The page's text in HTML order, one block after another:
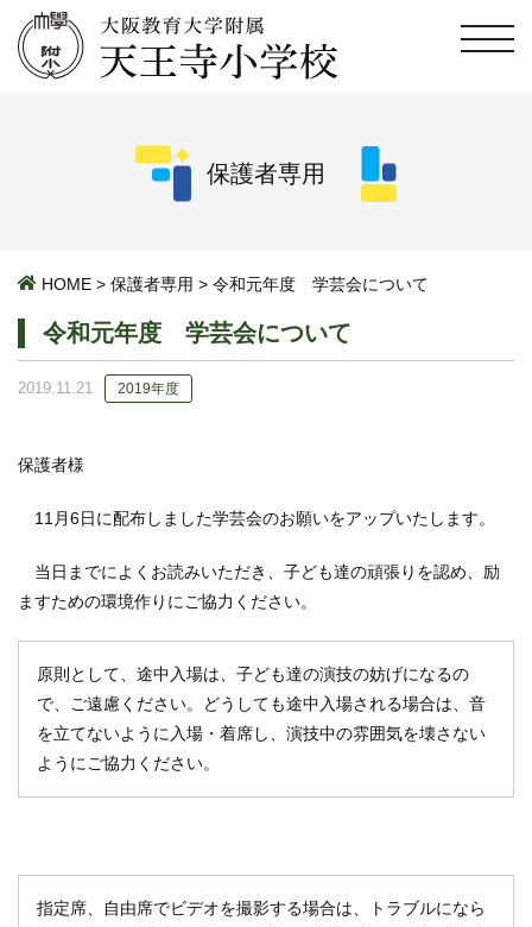
保護者専用
HOME > 保護者専用 > 令和元年度 学芸会について
令和元年度 学芸会について
2019.11.21 2019年度
保護者様
11月6日に配布しました学芸会のお願いをアップいたします。
当日までによくお読みいただき、子ども達の頑張りを認め、励
ますための環境作りにご協力ください。
原則として、途中入場は、子ども達の演技の妨げになるの
で、ご遠慮ください。どうしても途中入場される場合は、音
を立てないように入場・着席し、演技中の雰囲気を壊さない
ようにご協力ください。
指定席、自由席でビデオを撮影する場合は、トラブルになら